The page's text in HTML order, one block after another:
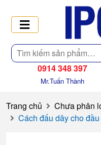
Tìm
kiếm
0914 348 397
Mr.Tuấn Thành
Trang chủ
Chưa phân
Cách đấu dây cho